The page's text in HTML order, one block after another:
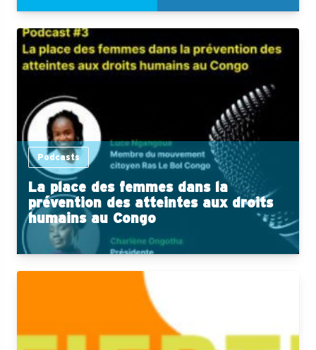
Podcasts
La place des femmes dans la
prévention des atteintes aux droits
humains au Congo